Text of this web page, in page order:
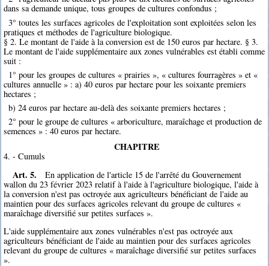
dans sa demande unique, tous groupes de cultures confondus ;
3° toutes les surfaces agricoles de l'exploitation sont exploitées selon les
pratiques et méthodes de l'agriculture biologique.
§ 2. Le montant de l'aide à la conversion est de 150 euros par hectare. § 3.
Le montant de l'aide supplémentaire aux zones vulnérables est établi comme
suit :
1° pour les groupes de cultures « prairies », « cultures fourragères » et «
cultures annuelle » : a) 40 euros par hectare pour les soixante premiers
hectares ;
b) 24 euros par hectare au-delà des soixante premiers hectares ;
2° pour le groupe de cultures « arboriculture, maraîchage et production de
semences » : 40 euros par hectare.
CHAPITRE
4. - Cumuls
Art. 5.
En application de l'article 15 de l'arrêté du Gouvernement
wallon du 23 février 2023 relatif à l'aide à l'agriculture biologique, l'aide à
la conversion n'est pas octroyée aux agriculteurs bénéficiant de l'aide au
maintien pour des surfaces agricoles relevant du groupe de cultures «
maraîchage diversifié sur petites surfaces ».
L'aide supplémentaire aux zones vulnérables n'est pas octroyée aux
agriculteurs bénéficiant de l'aide au maintien pour des surfaces agricoles
relevant du groupe de cultures « maraîchage diversifié sur petites surfaces
».